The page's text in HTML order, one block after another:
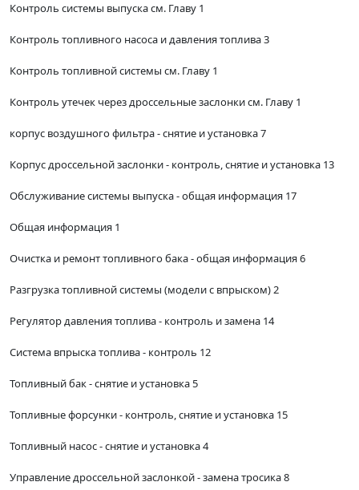
Контроль системы выпуска см. Главу 1
Контроль топливного насоса и давления топлива 3
Контроль топливной системы см. Главу 1
Контроль утечек через дроссельные заслонки см. Главу 1
корпус воздушного фильтра - снятие и установка 7
Корпус дроссельной заслонки - контроль, снятие и установка 13
Обслуживание системы выпуска - общая информация 17
Общая информация 1
Очистка и ремонт топливного бака - общая информация 6
Разгрузка топливной системы (модели с впрыском) 2
Регулятор давления топлива - контроль и замена 14
Система впрыска топлива - контроль 12
Топливный бак - снятие и установка 5
Топливные форсунки - контроль, снятие и установка 15
Топливный насос - снятие и установка 4
Управление дроссельной заслонкой - замена тросика 8